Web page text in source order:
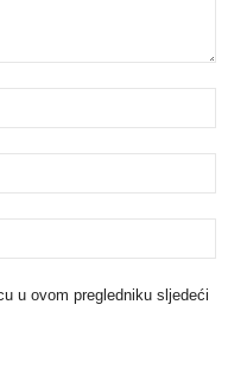
u ovom pregledniku sljedeći